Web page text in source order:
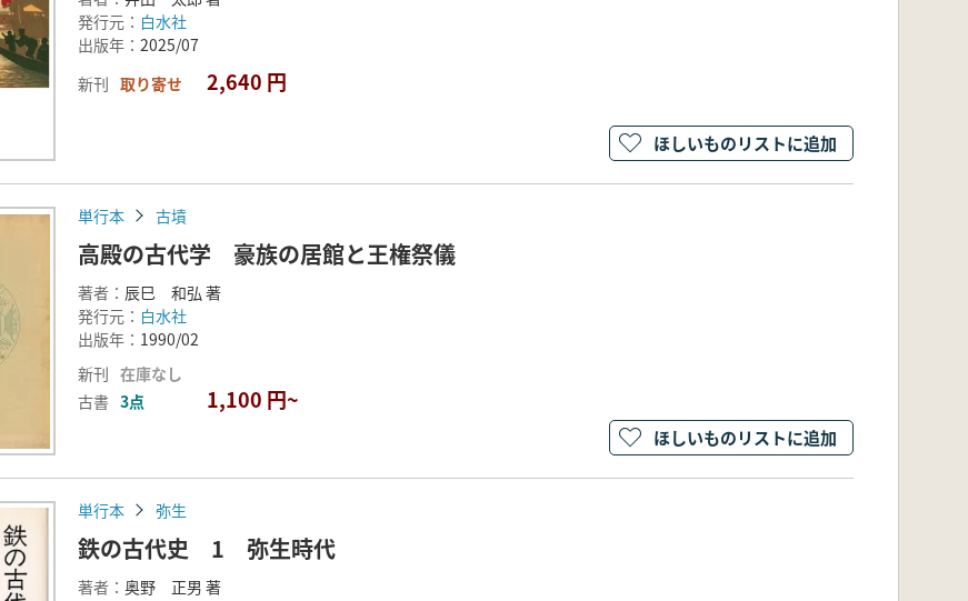
発行元： 白水社
出版年： 2025/07
新刊 取り寄せ 2,640 円
ほしいものリストに追加
単行本 古墳
高殿の古代学 豪族の居館と王権祭儀
著者： 辰巳 和弘 著
発行元： 白水社
出版年： 1990/02
新刊 在庫なし
古書 3点 1,100 円~
ほしいものリストに追加
単行本 弥生
鉄の古代史 1 弥生時代
著者： 奥野 正男 著